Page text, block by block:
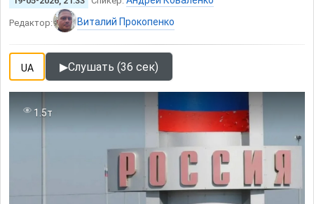
Редактор: Виталий Прокопенко
UA ▶Слушать (36 сек)
1.5т